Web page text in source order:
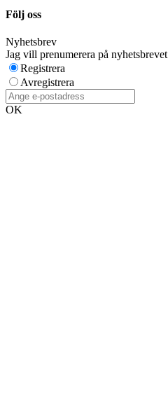
Följ oss
Nyhetsbrev
Jag vill prenumerera på nyhetsbrevet
Registrera
Avregistrera
OK